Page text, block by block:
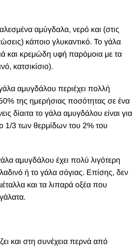
αμύγδαλα, νερό και (στις
κάποιο γλυκαντικό. Το γάλα
και κρεμώδη υφή παρόμοια με τα
κατσικίσιο).
αμυγδάλου περιέχει πολλή
της ημερήσιας ποσότητας σε ένα
δίαιτα το γάλα αμυγδάλου είναι για
1/3 των θερμίδων του 2% του
αμυγδάλου έχει πολύ λιγότερη
ή το γάλα σόγιας. Επίσης, δεν
μέταλλα και τα λιπαρά οξέα που
και στη συνέχεια περνά από